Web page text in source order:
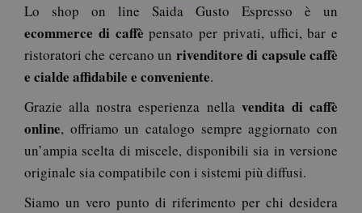
Lo shop on line Saida Gusto Espresso è un
ecommerce di caffè pensato per privati, uffici, bar e
ristoratori che cercano un rivenditore di capsule caffè
e cialde affidabile e conveniente.
Grazie alla nostra esperienza nella vendita di caffè
online, offriamo un catalogo sempre aggiornato con
un’ampia scelta di miscele, disponibili sia in versione
originale sia compatibile con i sistemi più diffusi.
Siamo un vero punto di riferimento per chi desidera
FPGSID